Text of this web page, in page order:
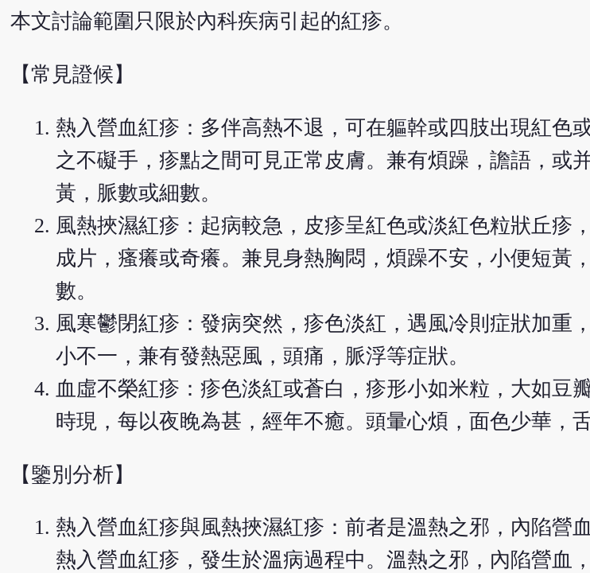
本文討論範圍只限於內科疾病引起的紅疹。
【常見證候】
熱入營血紅疹：多伴高熱不退，可在軀幹或四肢出現紅色
之不礙手，疹點之間可見正常皮膚。兼有煩躁，譫語，或
黃，脈數或細數。
風熱挾濕紅疹：起病較急，皮疹呈紅色或淡紅色粒狀丘疹
成片，瘙癢或奇癢。兼見身熱胸悶，煩躁不安，小便短黃
數。
風寒鬱閉紅疹：發病突然，疹色淡紅，遇風冷則症狀加重
小不一，兼有發熱惡風，頭痛，脈浮等症狀。
血虛不榮紅疹：疹色淡紅或蒼白，疹形小如米粒，大如豆
時現，每以夜睌為甚，經年不癒。頭暈心煩，面色少華，
【鑒別分析】
熱入營血紅疹與風熱挾濕紅疹：前者是溫熱之邪，內陷營
熱入營血紅疹，發生於溫病過程中。溫熱之邪，內陷營血